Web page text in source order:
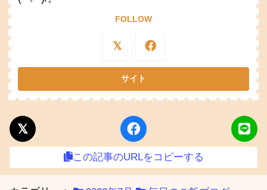
FOLLOW
この記事のURLをコピーする